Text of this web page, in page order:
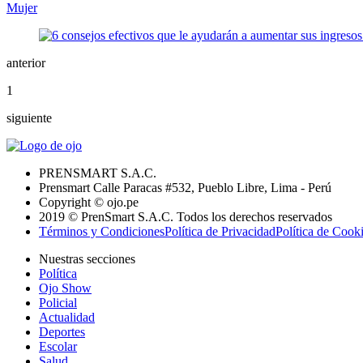
Mujer
anterior
1
siguiente
PRENSMART S.A.C.
Prensmart Calle Paracas #532, Pueblo Libre, Lima - Perú
Copyright © ojo.pe
2019 © PrenSmart S.A.C. Todos los derechos reservados
Términos y CondicionesPolítica de PrivacidadPolítica de
Nuestras secciones
Política
Ojo Show
Policial
Actualidad
Deportes
Escolar